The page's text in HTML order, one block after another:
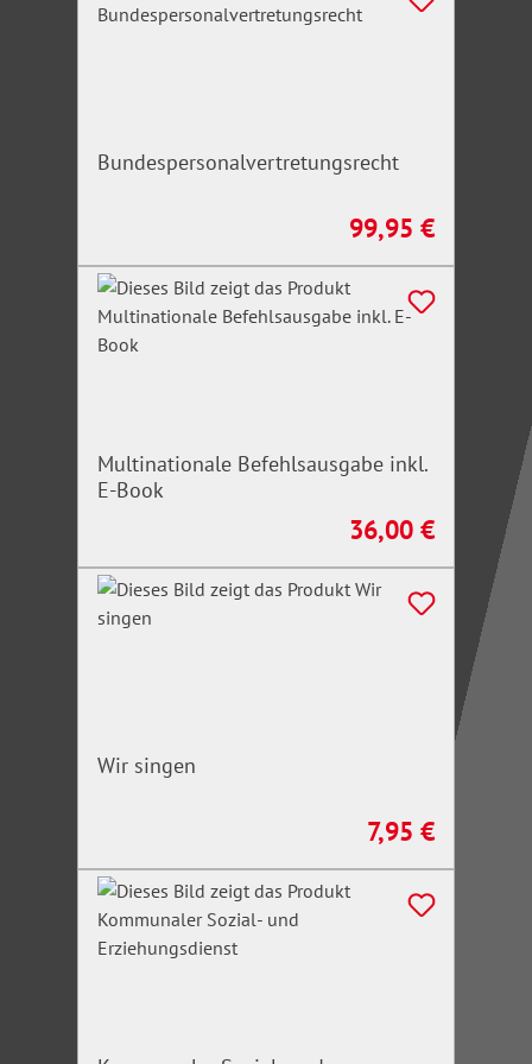
Bundespersonalvertretungsrecht
Regulärer Preis:
99,95 €
Multinationale Befehlsausgabe inkl.
E-Book
Regulärer Preis:
36,00 €
Wir singen
Regulärer Preis:
7,95 €